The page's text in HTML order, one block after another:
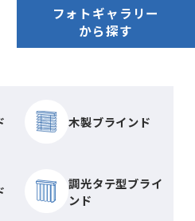
フォトギャラリー
から探す
木製ブラインド
調光タテ型ブライ
ンド